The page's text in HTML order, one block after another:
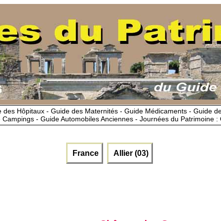
Hôpitaux - Guide des Maternités - Guide Médicaments - Guide
- Guide Automobiles Anciennes - Journées du Patrimoine :
France Allier (03)